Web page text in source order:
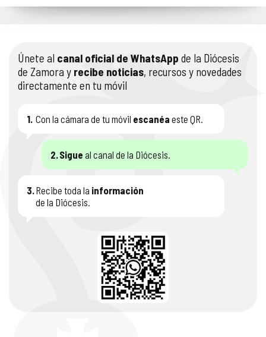
Únete al canal oficial de WhatsApp de la Diócesis
de Zamora y recibe noticias, recursos y novedades
directamente en tu móvil
1. Con la cámara de tu móvil escanéa este QR.
2. Sigue al canal de la Diócesis.
3. Recibe toda la información
de la Diócesis.